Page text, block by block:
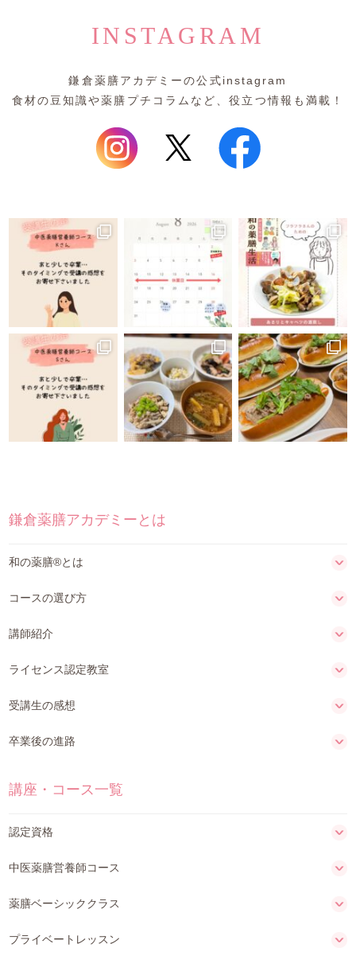
INSTAGRAM
鎌倉薬膳アカデミーの公式instagram
食材の豆知識や薬膳プチコラムなど、役立つ情報も満載！
鎌倉薬膳アカデミーとは
和の薬膳®とは
コースの選び方
講師紹介
ライセンス認定教室
受講生の感想
卒業後の進路
講座・コース一覧
認定資格
中医薬膳営養師コース
薬膳ベーシッククラス
プライベートレッスン